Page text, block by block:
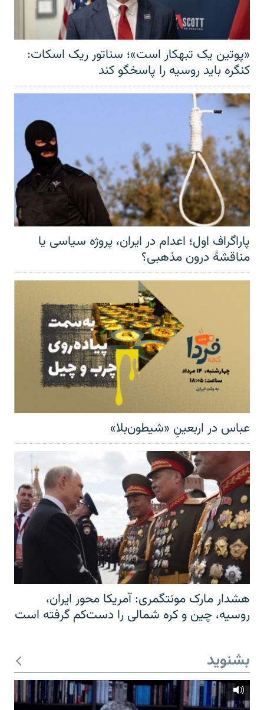
«پوتین یک تبهکار است»؛ سناتور ریک اسکات:
کنگره باید روسیه را پاسخگو کند
پاراگراف اول؛ اعدام در ایران، پروژه سیاسی یا
مناقشهٔ درون مذهبی؟
عباس در اربعینِ «شیطون‌بلا»
هشدار مارک مونتگمری: آمریکا محور ایران،
روسیه، چین و کره شمالی را دست‌کم گرفته است
بشنوید